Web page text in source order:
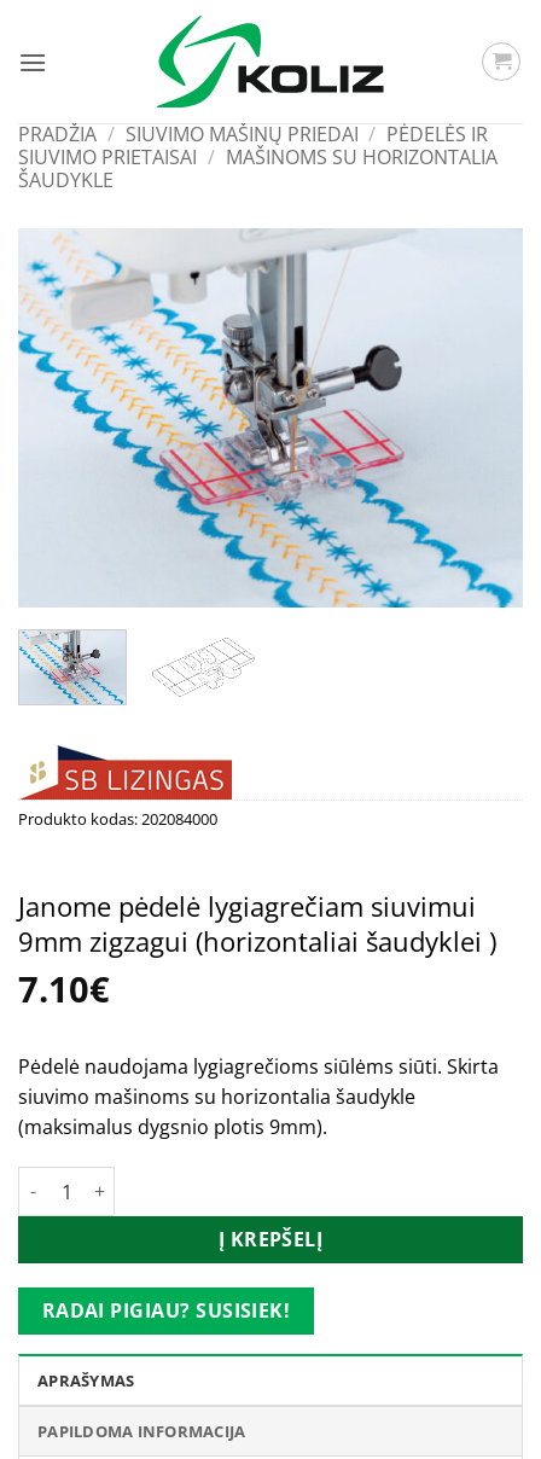
content
PRADŽIA / SIUVIMO MAŠINŲ PRIEDAI / PĖDELĖS IR
SIUVIMO PRIETAISAI / MAŠINOMS SU HORIZONTALIA
ŠAUDYKLE
Produkto kodas:202084000
Janome pėdelė lygiagrečiam siuvimui
9mm zigzagui (horizontaliai šaudyklei )
7.10€
Pėdelė naudojama lygiagrečioms siūlėms siūti. Skirta
siuvimo mašinoms su horizontalia šaudykle
(maksimalus dygsnio plotis 9mm).
produkto kiekis: Janome pėdelė lygiagrečiam siuvimui 9mm
Į KREPŠELĮ
RADAI PIGIAU? SUSISIEK!
APRAŠYMAS
PAPILDOMA INFORMACIJA